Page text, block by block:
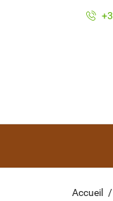
Accueil